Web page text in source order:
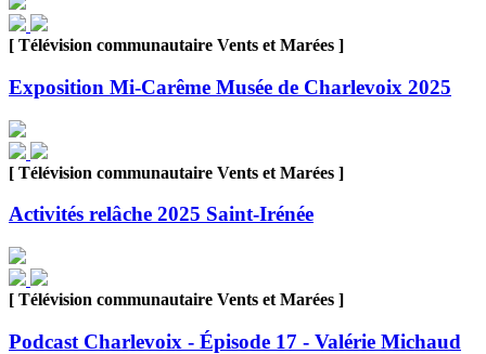
[ Télévision communautaire Vents et Marées ]
Exposition Mi-Carême Musée de Charlevoix 2025
[ Télévision communautaire Vents et Marées ]
Activités relâche 2025 Saint-Irénée
[ Télévision communautaire Vents et Marées ]
Podcast Charlevoix - Épisode 17 - Valérie Michaud